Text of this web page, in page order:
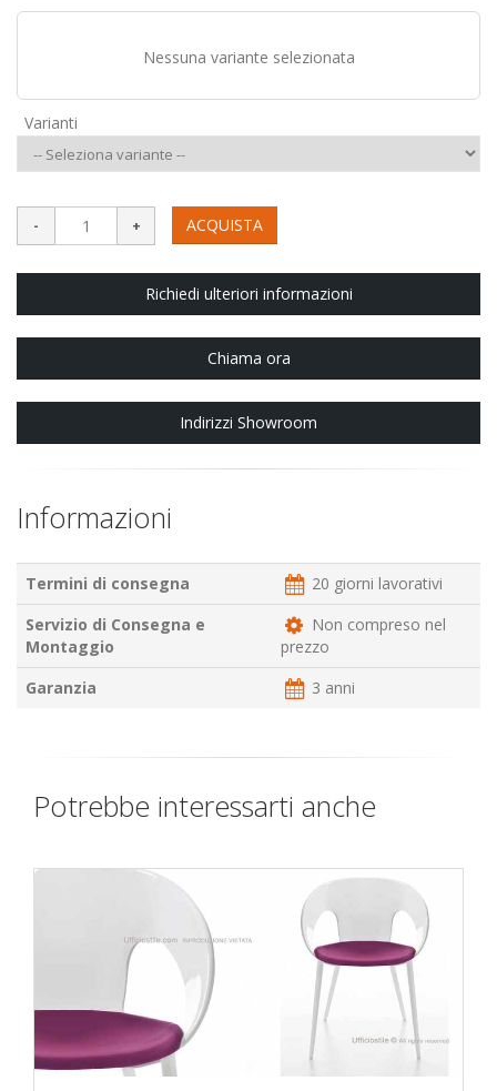
Nessuna variante selezionata
Varianti
ACQUISTA
Richiedi ulteriori informazioni
Chiama ora
Indirizzi Showroom
Informazioni
Termini di consegna
20 giorni lavorativi
Servizio di Consegna e
Montaggio
Non compreso nel
prezzo
Garanzia
3 anni
Potrebbe interessarti anche